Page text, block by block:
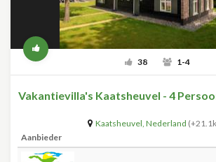
38 1-4
Vakantievilla's Kaatsheuvel - 4
Kaatsheuvel, Nederland
Aanbieder